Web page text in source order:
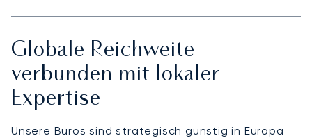
Globale Reichweite
verbunden mit lokaler
Expertise
Unsere Büros sind strategisch günstig in Europa